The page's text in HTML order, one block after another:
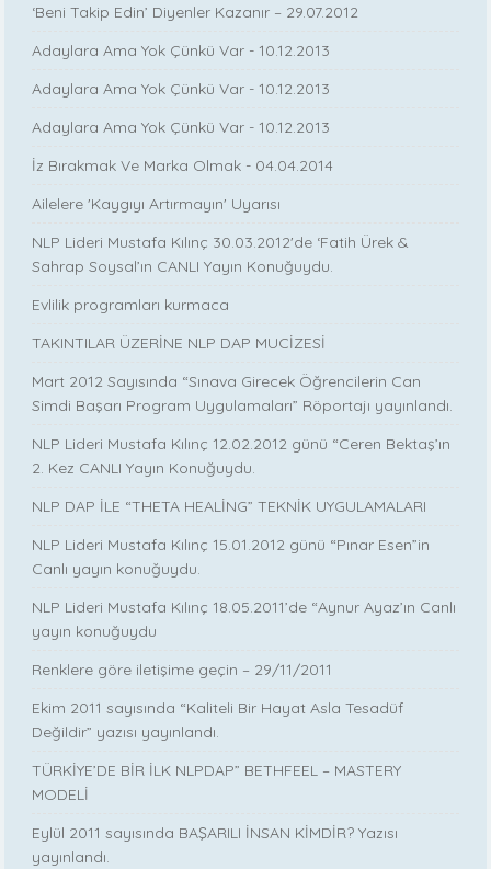
‘Beni Takip Edin’ Diyenler Kazanır – 29.07.2012
Adaylara Ama Yok Çünkü Var - 10.12.2013
Adaylara Ama Yok Çünkü Var - 10.12.2013
Adaylara Ama Yok Çünkü Var - 10.12.2013
İz Bırakmak Ve Marka Olmak - 04.04.2014
Ailelere 'Kaygıyı Artırmayın' Uyarısı
NLP Lideri Mustafa Kılınç 30.03.2012'de ‘Fatih Ürek &
Sahrap Soysal’ın CANLI Yayın Konuğuydu.
Evlilik programları kurmaca
TAKINTILAR ÜZERİNE NLP DAP MUCİZESİ
Mart 2012 Sayısında “Sınava Girecek Öğrencilerin Can
Simdi Başarı Program Uygulamaları” Röportajı yayınlandı.
NLP Lideri Mustafa Kılınç 12.02.2012 günü “Ceren Bektaş’ın
2. Kez CANLI Yayın Konuğuydu.
NLP DAP İLE “THETA HEALİNG” TEKNİK UYGULAMALARI
NLP Lideri Mustafa Kılınç 15.01.2012 günü “Pınar Esen”in
Canlı yayın konuğuydu.
NLP Lideri Mustafa Kılınç 18.05.2011’de “Aynur Ayaz’ın Canlı
yayın konuğuydu
Renklere göre iletişime geçin – 29/11/2011
Ekim 2011 sayısında “Kaliteli Bir Hayat Asla Tesadüf
Değildir” yazısı yayınlandı.
TÜRKİYE’DE BİR İLK NLPDAP” BETHFEEL – MASTERY
MODELİ
Eylül 2011 sayısında BAŞARILI İNSAN KİMDİR? Yazısı
yayınlandı.